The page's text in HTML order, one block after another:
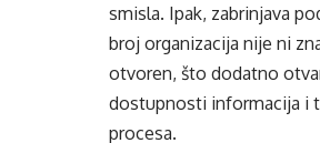
smisla. Ipak, zabrinjava
broj organizacija nije ni
otvoren, što dodatno
dostupnosti informacija i
procesa.